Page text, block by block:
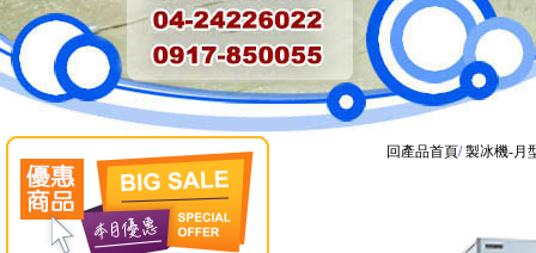
回產品首頁/製冰機-月